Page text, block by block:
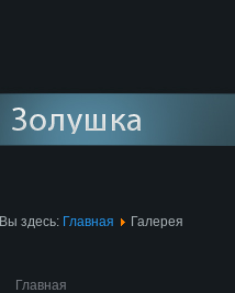
Вы здесь: Главная Галерея
Главная